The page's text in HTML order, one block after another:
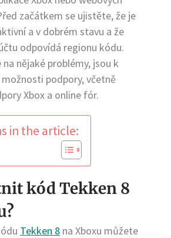
začátkem se ujistěte, že je
a v dobrém stavu a že
odpovídá regionu kódu.
nějaké problémy, jsou k
podpory, včetně
Xbox a online fór.
in the article:
kód Tekken 8
Tekken 8 na Xboxu můžete